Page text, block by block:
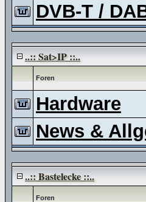
DVB-T /
..:: Sat>IP ::..
Foren
Hardware
News &
..:: Bastelecke ::..
Foren